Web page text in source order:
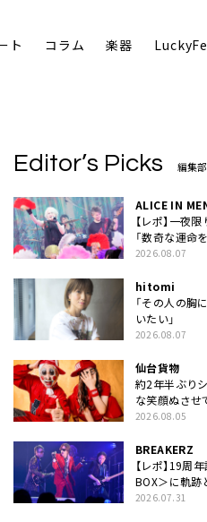
ト コラム 楽器
Editor’s Picks 編集
ALICE IN
MASCHERA
【レポ】一夜
「数奇な運命
2026.08.07
hitomi
「その人の胸
いたい」
2026.08.07
仙台貨物
約2年半ぶり
な笑顔ぬさせ
2026.08.05
BREAKERZ
【レポ】19周
BOX＞に軌跡
2026.07.31